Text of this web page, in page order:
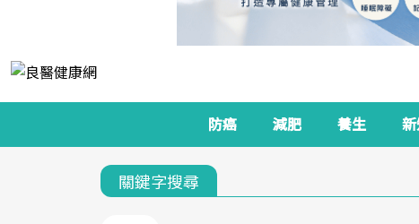
防癌 減肥 養生
關鍵字搜尋